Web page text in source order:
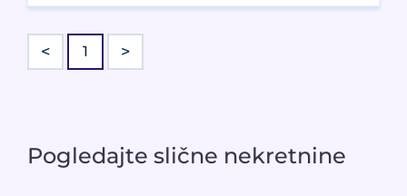
< 1 >
Pogledajte slične nekretnine